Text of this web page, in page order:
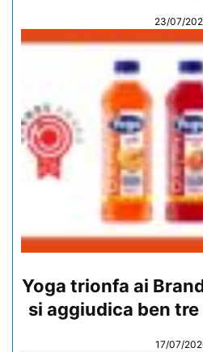
23/07/
Yoga trionfa ai
si aggiudica ben
17/07/